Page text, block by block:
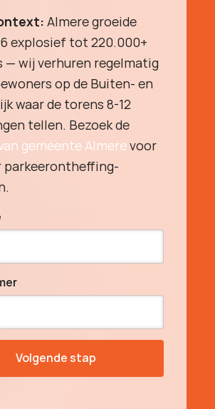
Almere groeide
explosief tot 220.000+
— wij verhuren regelmatig
op de Buiten- en
waar de torens 8-12
tellen. Bezoek de
gemeente Almerevoor
parkeerontheffing-
Volgende stap